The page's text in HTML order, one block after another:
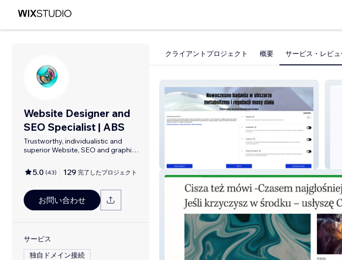
Website Designer and
SEO Specialist | ABS
Trustworthy, individualistic and
superior Website, SEO and graphic
5.0 (43) 129 完了したプロジェクト
お問い合わせ
サービス
独自ドメイン接続
クライアントプロジェクト 概要 サービス・レビュ
MAX PLANCK LAB